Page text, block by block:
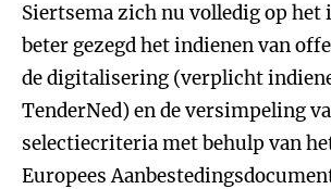
Siertsema zich nu volledig op het
beter gezegd het indienen van
de digitalisering (verplicht
TenderNed) en de versimpeling
selectiecriteria met behulp van
Europees